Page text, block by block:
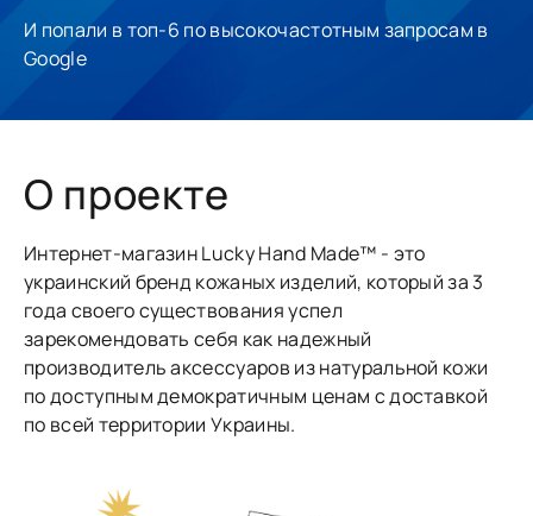
И попали в топ-6 по высокочастотным запросам в
Google
О проекте
Интернет-магазин Lucky Hand Made™ - это
украинский бренд кожаных изделий, который за 3
года своего существования успел
зарекомендовать себя как надежный
производитель аксессуаров из натуральной кожи
по доступным демократичным ценам с доставкой
по всей территории Украины.